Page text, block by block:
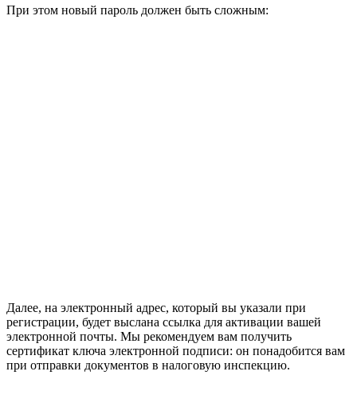
При этом новый пароль должен быть сложным:
Далее, на электронный адрес, который вы указали при
регистрации, будет выслана ссылка для активации вашей
электронной почты. Мы рекомендуем вам получить
сертификат ключа электронной подписи: он понадобится вам
при отправки документов в налоговую инспекцию.